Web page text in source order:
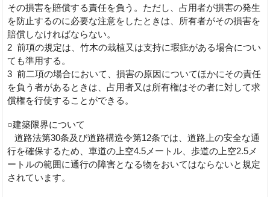
その損害を賠償する責任を負う。ただし、占用者が損害の発生
を防止するのに必要な注意をしたときは、所有者がその損害を
賠償しなければならない。
2 前項の規定は、竹木の栽植又は支持に瑕疵がある場合につい
ても準用する。
3 前二項の場合において、損害の原因についてほかにその責任
を負う者があるときは、占用者又は所有権はその者に対して求
償権を行使することができる。
○建築限界について
道路法第30条及び道路構造令第12条では、道路上の安全な通
行を確保するため、車道の上空4.5メートル、歩道の上空2.5メ
ートルの範囲に通行の障害となる物をおいてはならないと規定
されています。